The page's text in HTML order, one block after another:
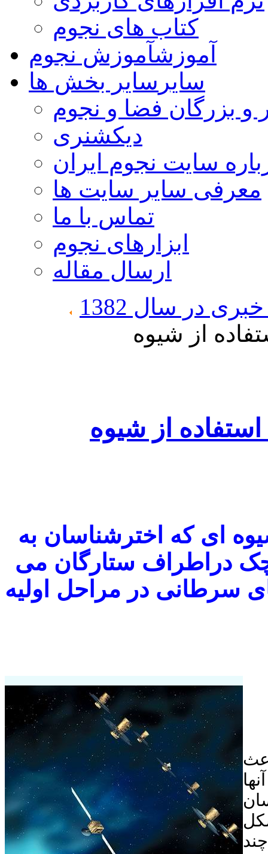
کتاب های نجوم
آموزشآموزش نجوم
سایر سایر بخش ها
و بزرگان فضا و نجوم
دیکشنری
سایت نجوم ایران
معرفی سایر سایت ها
تماس با ما
ابزارهای نجوم
ارسال مقاله
در سال 1382
از شیوه
از شیوه
ای که اخترشناسان به
دراطراف ستارگان می
سرطانی در مراحل اولیه